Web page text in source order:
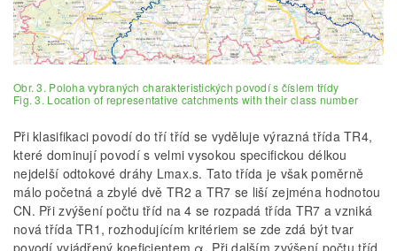
Obr. 3. Poloha vybraných charakteristických povodí s číslem třídy
Fig. 3. Location of representative catchments with their class number
Při klasifikaci povodí do tří tříd se vyděluje výrazná třída TR4,
které dominují povodí s velmi vysokou specifickou délkou
nejdelší odtokové dráhy Lmax.s. Tato třída je však poměrně
málo početná a zbylé dvě TR2 a TR7 se liší zejména hodnotou
CN. Při zvýšení počtu tříd na 4 se rozpadá třída TR7 a vzniká
nová třída TR1, rozhodujícím kritériem se zde zdá být tvar